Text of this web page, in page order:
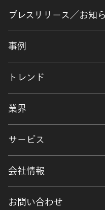
プレスリリース／お知
事例
トレンド
業界
サービス
会社情報
お問い合わせ